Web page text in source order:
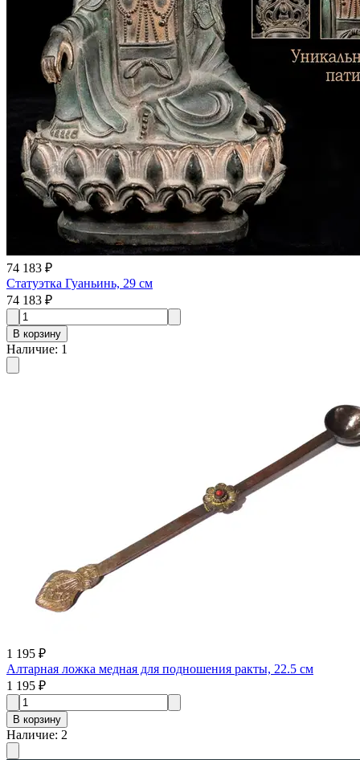
74 183 ₽
Статуэтка Гуаньинь, 29 см
74 183 ₽
В корзину
Наличие: 1
1 195 ₽
Алтарная ложка медная для подношения ракты, 22.5 см
1 195 ₽
В корзину
Наличие: 2